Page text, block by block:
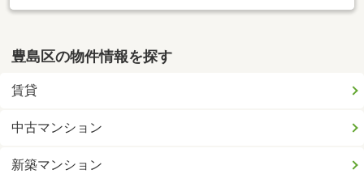
豊島区の物件情報を探す
賃貸
中古マンション
新築マンション